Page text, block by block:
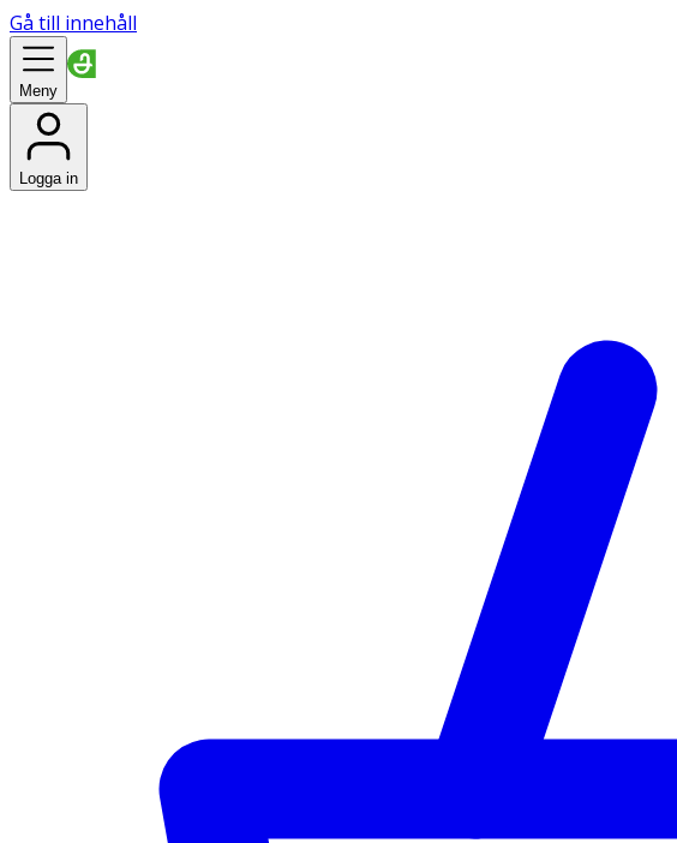
Gå till innehåll
Meny
Logga in